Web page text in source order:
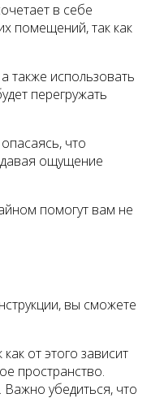
в себе
помещений, так как
также использовать
перегружать
что
ощущение
помогут вам не
вы сможете
от этого зависит
пространство.
убедиться, что